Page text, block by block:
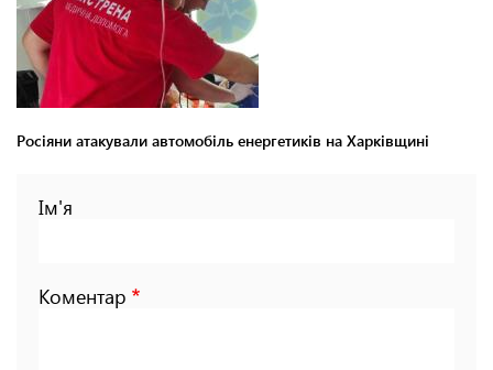
Росіяни атакували автомобіль енергетиків на Харківщині
Ім'я
Коментар